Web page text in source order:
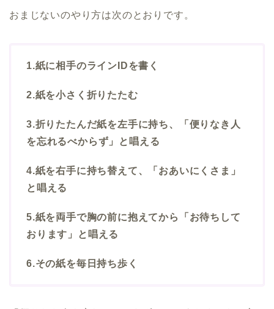
おまじないのやり方は次のとおりです。
1.紙に相手のラインIDを書く
2.紙を小さく折りたたむ
3.折りたたんだ紙を左手に持ち、「便りなき人
を忘れるべからず」と唱える
4.紙を右手に持ち替えて、「おあいにくさま」
と唱える
5.紙を両手で胸の前に抱えてから「お待ちして
おります」と唱える
6.その紙を毎日持ち歩く